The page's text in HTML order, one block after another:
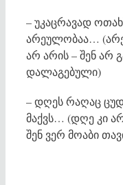
– უკაცრავად
არეულობაა…
არ არის – შენ არ
დალაგებული)
– დღეს რაღაც
მაქვს… (დღე კი
შენ ვერ მოაბი